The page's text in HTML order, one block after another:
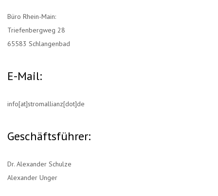
Büro Rhein-Main:
Triefenbergweg 28
65583 Schlangenbad
E-Mail:
info[at]stromallianz[dot]de
Geschäftsführer:
Dr. Alexander Schulze
Alexander Unger